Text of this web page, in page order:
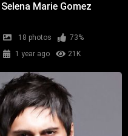
Selena Marie Gomez
18 photos
73%
1 year ago
21K